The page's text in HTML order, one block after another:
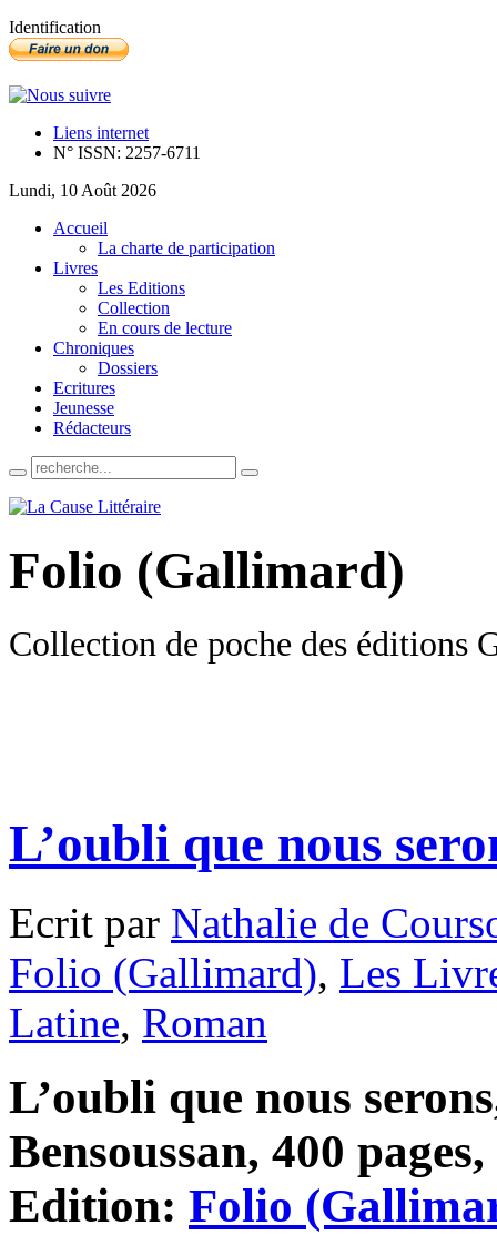
Identification
Liens internet
N° ISSN: 2257-6711
Lundi, 10 Août 2026
Accueil
La charte de participation
Livres
Les Editions
Collection
En cours de lecture
Chroniques
Dossiers
Ecritures
Jeunesse
Rédacteurs
Folio (Gallimard)
Collection de poche des éditions
L’oubli que nous
Ecrit par Nathalie de
Folio (Gallimard), Les
Latine, Roman
L’oubli que nous
Bensoussan, 400
Edition: Folio